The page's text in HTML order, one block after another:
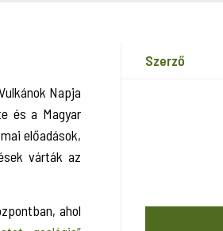
Napja
és a Magyar
előadások,
várták az
ahol
szerző